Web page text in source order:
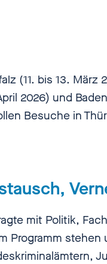
(11. bis 13.
2026) und
Besuche in
mit Politik,
Programm